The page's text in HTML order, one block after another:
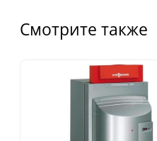
Смотрите также